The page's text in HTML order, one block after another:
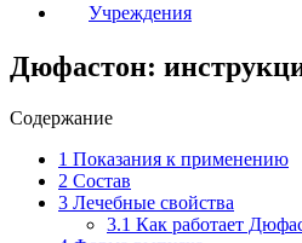
Учреждения
Дюфастон:
Содержание
1 Показания к применению
2 Состав
3 Лечебные свойства
3.1 Как работает